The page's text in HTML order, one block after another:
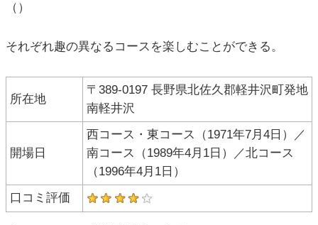
（）
それぞれ趣の異なるコースを楽しむことができる。
所在地
〒389-0197 長野県北佐久郡軽井沢町発地
南軽井沢
開場日
西コース・東コース（1971年7月4日）／
南コース（1989年4月1日）／北コース
（1996年4月1日）
口コミ評価